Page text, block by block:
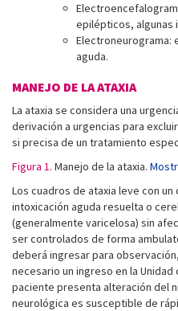
epilépticos, algunas
Electroneurograma:
aguda.
MANEJO DE LA ATAXIA
La ataxia se considera una
derivación a urgencias para
si precisa de un tratamiento
Figura 1. Manejo de la ataxia.
Los cuadros de ataxia leve con
intoxicación aguda resuelta o
(generalmente varicelosa) sin
ser controlados de forma
deberá ingresar para
necesario un ingreso en la
paciente presenta alteración del
neurológica es susceptible de